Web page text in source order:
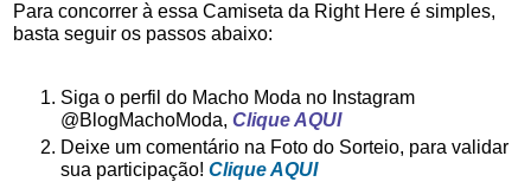
Para concorrer à essa Camiseta da Right Here é simples,
basta seguir os passos abaixo:
Siga o perfil do Macho Moda no Instagram
@BlogMachoModa, Clique AQUI
Deixe um comentário na Foto do Sorteio, para validar
sua participação! Clique AQUI